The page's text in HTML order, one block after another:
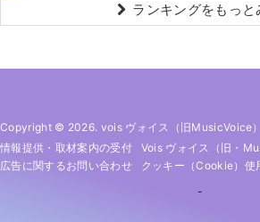
ランキングをもっと
Copyright © 2026. vois ヴォイス（旧MusicVoice）
情報提供・取材案内の受付
Vois ヴォイス（旧・
広告に関するお問い合わせ
クッキー（cookie）使
-